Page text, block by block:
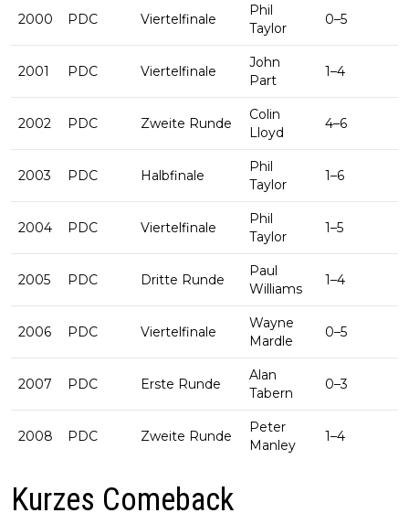
2000 PDC Viertelfinale
Phil
Taylor
0–5
2001 PDC Viertelfinale
John
Part
1–4
2002 PDC Zweite Runde
Colin
Lloyd
4–6
2003 PDC Halbfinale
Phil
Taylor
1–6
2004 PDC Viertelfinale
Phil
Taylor
1–5
2005 PDC Dritte Runde
Paul
Williams
1–4
2006 PDC Viertelfinale
Wayne
Mardle
0–5
2007 PDC Erste Runde
Alan
Tabern
0–3
2008 PDC Zweite Runde
Peter
Manley
1–4
Kurzes Comeback